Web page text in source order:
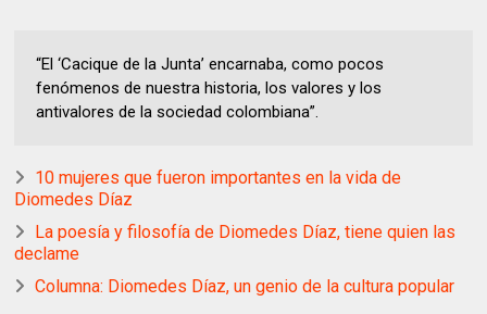
“El ‘Cacique de la Junta’ encarnaba, como pocos
fenómenos de nuestra historia, los valores y los
antivalores de la sociedad colombiana”.
10 mujeres que fueron importantes en la vida de
Diomedes Díaz
La poesía y filosofía de Diomedes Díaz, tiene quien las
declame
Columna: Diomedes Díaz, un genio de la cultura popular